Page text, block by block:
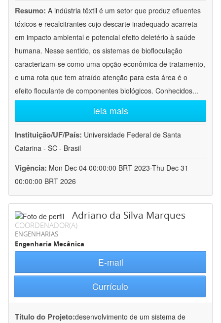
Resumo: A indústria têxtil é um setor que produz efluentes
tóxicos e recalcitrantes cujo descarte inadequado acarreta
em impacto ambiental e potencial efeito deletério à saúde
humana. Nesse sentido, os sistemas de biofloculação
caracterizam-se como uma opção econômica de tratamento,
e uma rota que tem atraído atenção para esta área é o
efeito floculante de componentes biológicos. Conhecidos...
leia mais
Instituição/UF/País: Universidade Federal de Santa
Catarina - SC - Brasil
Vigência: Mon Dec 04 00:00:00 BRT 2023-Thu Dec 31
00:00:00 BRT 2026
Adriano da Silva Marques
COORDENADOR(A)
ENGENHARIAS
Engenharia Mecânica
E-mail
Currículo
Título do Projeto:desenvolvimento de um sistema de